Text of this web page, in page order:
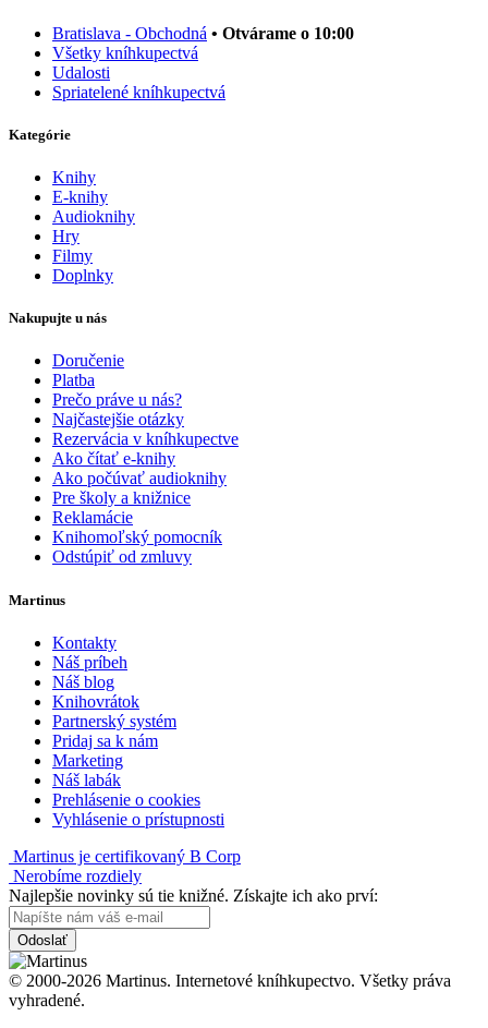
Bratislava - Obchodná • Otvárame o 10:00
Všetky kníhkupectvá
Udalosti
Spriatelené kníhkupectvá
Kategórie
Knihy
E-knihy
Audioknihy
Hry
Filmy
Doplnky
Nakupujte u nás
Doručenie
Platba
Prečo práve u nás?
Najčastejšie otázky
Rezervácia v kníhkupectve
Ako čítať e-knihy
Ako počúvať audioknihy
Pre školy a knižnice
Reklamácie
Knihomoľský pomocník
Odstúpiť od zmluvy
Martinus
Kontakty
Náš príbeh
Náš blog
Knihovrátok
Partnerský systém
Pridaj sa k nám
Marketing
Náš labák
Prehlásenie o cookies
Vyhlásenie o prístupnosti
Martinus je certifikovaný B Corp
Nerobíme rozdiely
Najlepšie novinky sú tie knižné. Získajte ich ako prví:
Odoslať
© 2000-2026 Martinus. Internetové kníhkupectvo. Všetky práva
vyhradené.